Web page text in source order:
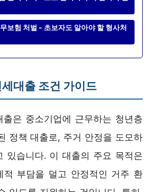
보험 처벌 - 초보자도 알아야 할 형사처
대출 조건 가이드
출은 중소기업에 근무하는 청년층
정책 대출로, 주거 안정을 도모하
있습니다. 이 대출의 주요 목적은
적 부담을 덜고 안정적인 거주 환